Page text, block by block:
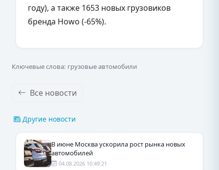
году), а также 1653 новых грузовиков
бренда Howo (-65%).
Ключевые слова: грузовые автомобили
Все новости
Другие новости
В июне Москва ускорила рост рынка новых
автомобилей
04.08.2026 10:49:21